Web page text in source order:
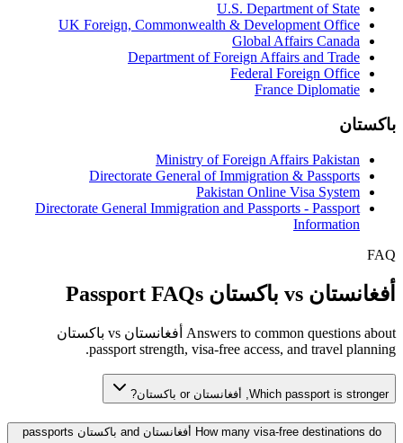
U.S. Department of State
UK Foreign, Commonwealth & Development Office
Global Affairs Canada
Department of Foreign Affairs and Trade
Federal Foreign Office
France Diplomatie
باكستان
Ministry of Foreign Affairs Pakistan
Directorate General of Immigration & Passports
Pakistan Online Visa System
Directorate General Immigration and Passports - Passport
Information
FAQ
أفغانستان vs باكستان Passport FAQs
Answers to common questions about أفغانستان vs باكستان
passport strength, visa-free access, and travel planning.
Which passport is stronger, أفغانستان or باكستان?
How many visa-free destinations do أفغانستان and باكستان passports